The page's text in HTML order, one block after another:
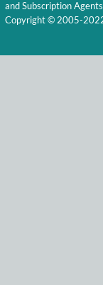
and Subscription Agents
Copyright © 2005-